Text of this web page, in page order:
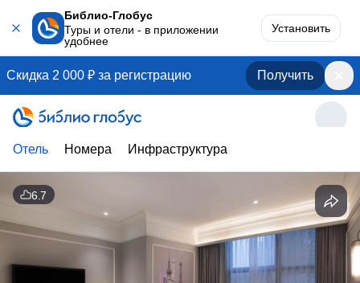
Библио-Глобус
Туры и отели - в приложении
удобнее
Установить
Скидка 2 000 ₽ за регистрацию Получить
Отель Номера Инфраструктура
6.7